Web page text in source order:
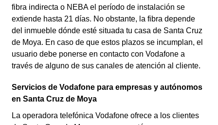
fibra indirecta o NEBA el período de instalación se
extiende hasta 21 días. No obstante, la fibra depende
del inmueble dónde esté situada tu casa de Santa Cruz
de Moya. En caso de que estos plazos se incumplan, el
usuario debe ponerse en contacto con Vodafone a
través de alguno de sus canales de atención al cliente.
Servicios de Vodafone para empresas y autónomos
en Santa Cruz de Moya
La operadora telefónica Vodafone ofrece a los clientes